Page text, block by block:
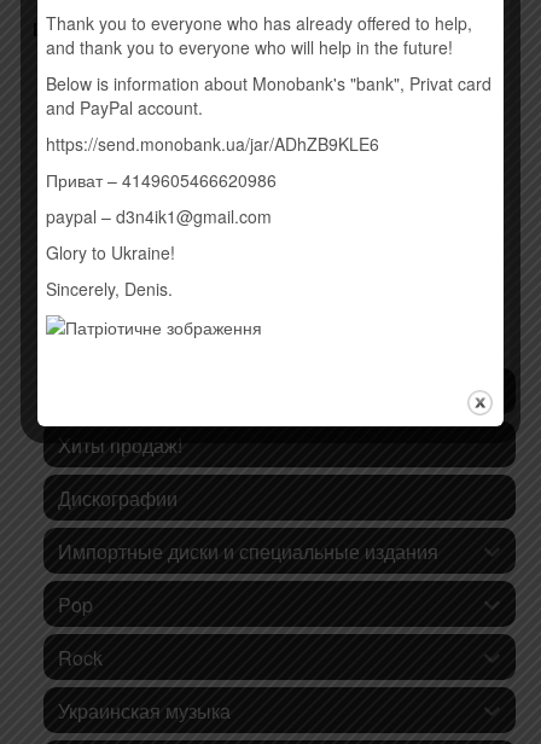
DISCLOSURE – CARACAL
(2015)
260,00грн.
Купить
260,00грн.
Купить
КАТЕГОРИИ ТОВАРОВ
Хиты продаж!
Дискографии
Импортные диски и специальные издания
Pop
Rock
Украинская музыка
Thank you to everyone who has already offered to help,
and thank you to everyone who will help in the future!
Below is information about Monobank's "bank", Privat card
and PayPal account.
https://send.monobank.ua/jar/ADhZB9KLE6
Приват – 4149605466620986
paypal – d3n4ik1@gmail.com
Glory to Ukraine!
Sincerely, Denis.